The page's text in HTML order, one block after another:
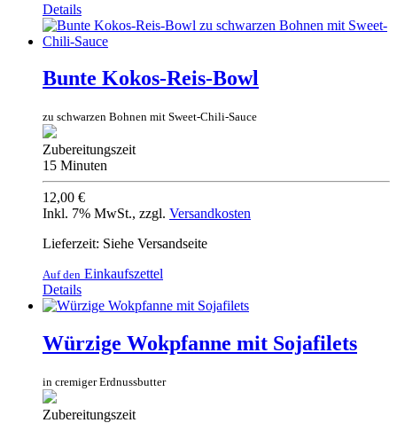
Details
Bunte Kokos-Reis-Bowl
zu schwarzen Bohnen mit Sweet-Chili-Sauce
Zubereitungszeit
15 Minuten
12,00 €
Inkl. 7% MwSt., zzgl. Versandkosten
Lieferzeit: Siehe Versandseite
Auf den Einkaufszettel
Details
Würzige Wokpfanne mit Sojafilets
in cremiger Erdnussbutter
Zubereitungszeit